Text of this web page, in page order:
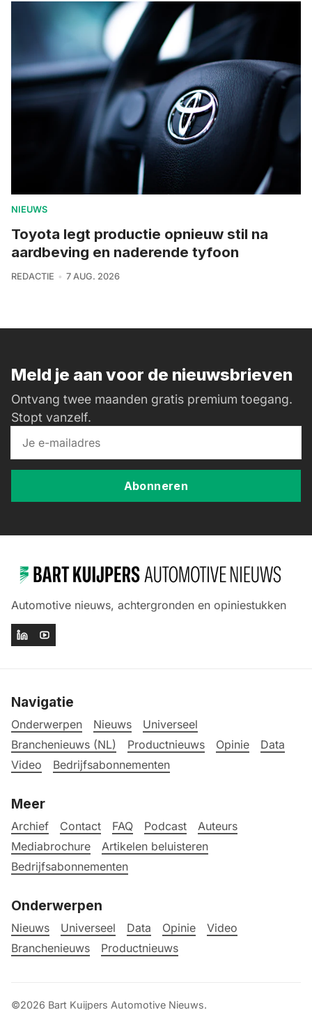
NIEUWS
Toyota legt productie opnieuw stil na
aardbeving en naderende tyfoon
REDACTIE 7 AUG. 2026
Meld je aan voor de nieuwsbrieven
Ontvang twee maanden gratis premium toegang.
Stopt vanzelf.
Abonneren
Automotive nieuws, achtergronden en opiniestukken
Navigatie
Onderwerpen Nieuws
Universeel
Branchenieuws (NL)
Productnieuws Opinie
Data
Video
Bedrijfsabonnementen
Meer
Archief Contact FAQ Podcast
Auteurs
Mediabrochure
Artikelen beluisteren
Bedrijfsabonnementen
Onderwerpen
Nieuws Universeel Data Opinie
Video
Branchenieuws
Productnieuws
©2026 Bart Kuijpers Automotive Nieuws.